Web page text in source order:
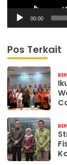
00:00
Pos Terkait